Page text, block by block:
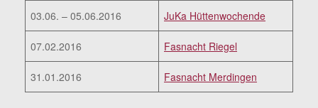
03.06. – 05.06.2016 JuKa Hüttenwochende
07.02.2016 Fasnacht Riegel
31.01.2016 Fasnacht Merdingen